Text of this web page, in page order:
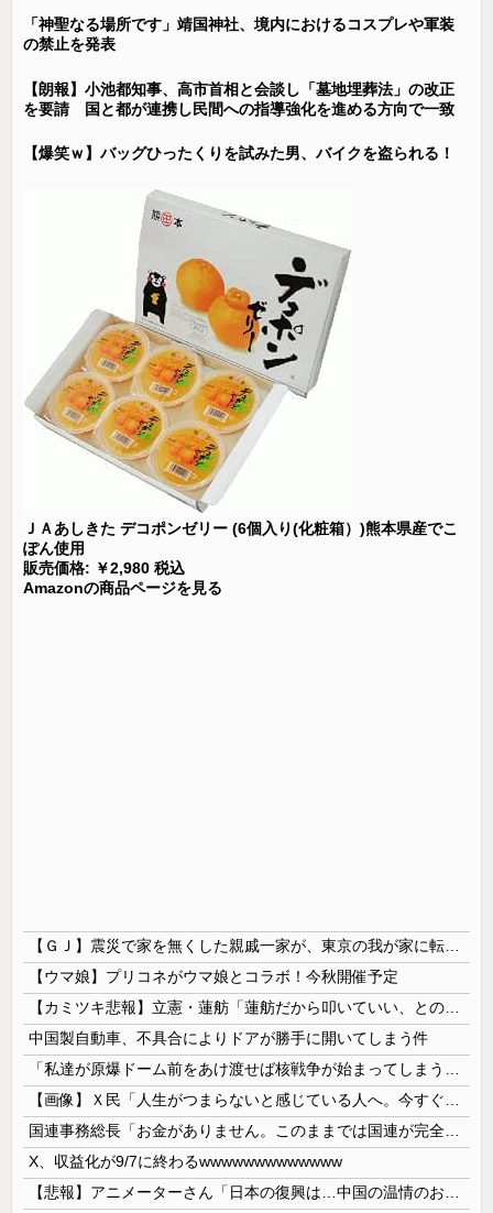
「神聖なる場所です」靖国神社、境内におけるコスプレや軍装
の禁止を発表
【朗報】小池都知事、高市首相と会談し「墓地埋葬法」の改正
を要請 国と都が連携し民間への指導強化を進める方向で一致
【爆笑ｗ】バッグひったくりを試みた男、バイクを盗られる！
ＪＡあしきた デコポンゼリー (6個入り(化粧箱）)熊本県産でこ
ぽん使用
販売価格: ￥2,980 税込
Amazonの商品ページを見る
【ウマ娘】プリコネがウマ娘とコラボ！今秋開催予定
中国製自動車、不具合によりドアが勝手に開いてしまう件
X、収益化が9/7に終わるwwwwwwwwwwwww